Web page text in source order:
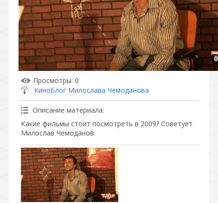
Просмотры: 0
Киноблог Милослава Чемоданова
Описание материала:
Какие фильмы стоит посмотреть в 2009? Советует
Милослав Чемоданов.